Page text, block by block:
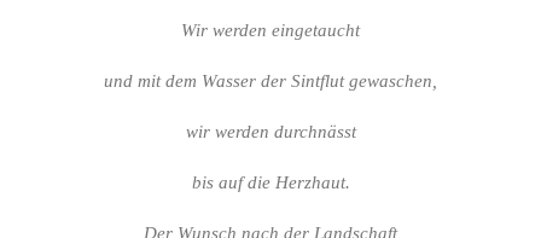
Wir werden eingetaucht
und mit dem Wasser der Sintflut gewaschen,
wir werden durchnässt
bis auf die Herzhaut.
Der Wunsch nach der Landschaft